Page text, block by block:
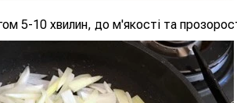
5-10 хвилин, до м'якості та